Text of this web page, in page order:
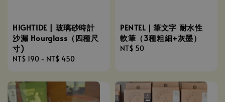
HIGHTIDE | 玻璃砂時計
沙漏 Hourglass（四種尺
寸)
Regular
NT$ 190 - NT$ 450
PENTEL｜筆文字 耐水性
軟筆（3種粗細+灰墨）
Regular
NT$ 50